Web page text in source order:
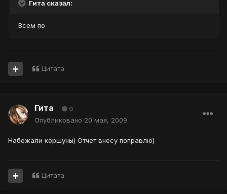
Гита сказал:
Всем по
Цитата
Гита 0
Опубликовано 20 мая, 2009
Набежали коршуны) Отчет внесу поправлю)
Цитата